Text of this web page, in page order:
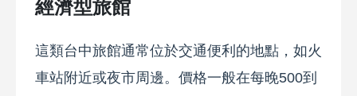
經濟型旅館
這類台中旅館通常位於交通便利的地點，如火
車站附近或夜市周邊。價格一般在每晚500到